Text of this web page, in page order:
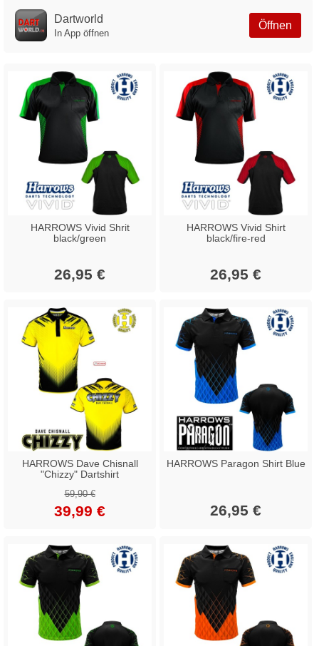
Öffnen
Dartworld
In App öffnen
HARROWS Vivid Shrit
black/green
26,95 €
HARROWS Vivid Shirt
black/fire-red
26,95 €
HARROWS Dave Chisnall
"Chizzy" Dartshirt
59,90 €
39,99 €
HARROWS Paragon Shirt Blue
26,95 €